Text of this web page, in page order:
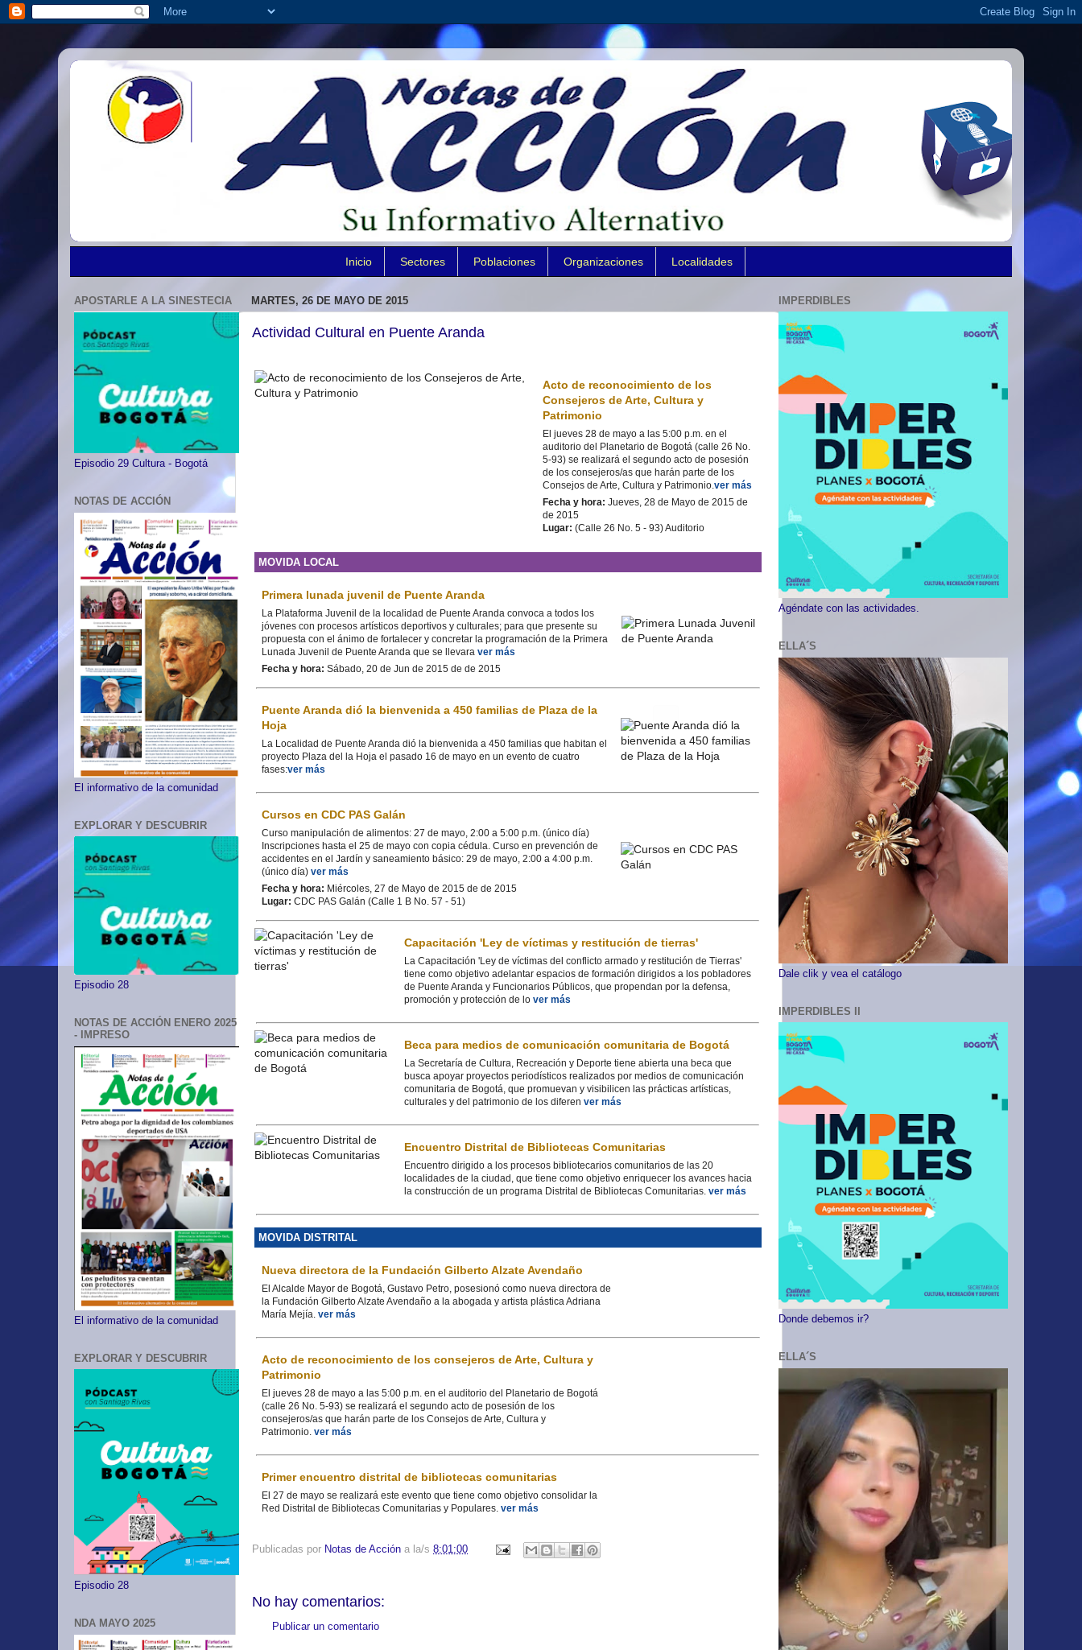
Inicio Sectores Poblaciones Organizaciones Localidades
MARTES, 26 DE MAYO DE 2015
Actividad Cultural en Puente Aranda
Acto de reconocimiento de los
Consejeros de Arte, Cultura y
Patrimonio
El jueves 28 de mayo a las 5:00 p.m. en el
auditorio del Planetario de Bogotá (calle 26 No.
5-93) se realizará el segundo acto de posesión
de los consejeros/as que harán parte de los
Consejos de Arte, Cultura y Patrimonio.ver más
Fecha y hora: Jueves, 28 de Mayo de 2015 de
de 2015
Lugar: (Calle 26 No. 5 - 93) Auditorio
MOVIDA LOCAL
Primera lunada juvenil de Puente Aranda
La Plataforma Juvenil de la localidad de Puente Aranda convoca a todos los
jóvenes con procesos artísticos deportivos y culturales; para que presente su
propuesta con el ánimo de fortalecer y concretar la programación de la Primera
Lunada Juvenil de Puente Aranda que se llevara ver más
Fecha y hora: Sábado, 20 de Jun de 2015 de de 2015
Puente Aranda dió la bienvenida a 450 familias de Plaza de la
Hoja
La Localidad de Puente Aranda dió la bienvenida a 450 familias que habitan el
proyecto Plaza del la Hoja el pasado 16 de mayo en un evento de cuatro
fases:ver más
Cursos en CDC PAS Galán
Curso manipulación de alimentos: 27 de mayo, 2:00 a 5:00 p.m. (único día)
Inscripciones hasta el 25 de mayo con copia cédula. Curso en prevención de
accidentes en el Jardín y saneamiento básico: 29 de mayo, 2:00 a 4:00 p.m.
(único día) ver más
Fecha y hora: Miércoles, 27 de Mayo de 2015 de de 2015
Lugar: CDC PAS Galán (Calle 1 B No. 57 - 51)
Capacitación 'Ley de víctimas y restitución de tierras'
La Capacitación 'Ley de víctimas del conflicto armado y restitución de Tierras'
tiene como objetivo adelantar espacios de formación dirigidos a los pobladores
de Puente Aranda y Funcionarios Públicos, que propendan por la defensa,
promoción y protección de lo ver más
Beca para medios de comunicación comunitaria de Bogotá
La Secretaría de Cultura, Recreación y Deporte tiene abierta una beca que
busca apoyar proyectos periodísticos realizados por medios de comunicación
comunitaria de Bogotá, que promuevan y visibilicen las prácticas artísticas,
culturales y del patrimonio de los diferen ver más
Encuentro Distrital de Bibliotecas Comunitarias
Encuentro dirigido a los procesos bibliotecarios comunitarios de las 20
localidades de la ciudad, que tiene como objetivo enriquecer los avances hacia
la construcción de un programa Distrital de Bibliotecas Comunitarias. ver más
MOVIDA DISTRITAL
Nueva directora de la Fundación Gilberto Alzate Avendaño
El Alcalde Mayor de Bogotá, Gustavo Petro, posesionó como nueva directora de
la Fundación Gilberto Alzate Avendaño a la abogada y artista plástica Adriana
María Mejía. ver más
Acto de reconocimiento de los consejeros de Arte, Cultura y
Patrimonio
El jueves 28 de mayo a las 5:00 p.m. en el auditorio del Planetario de Bogotá
(calle 26 No. 5-93) se realizará el segundo acto de posesión de los
consejeros/as que harán parte de los Consejos de Arte, Cultura y
Patrimonio. ver más
Primer encuentro distrital de bibliotecas comunitarias
El 27 de mayo se realizará este evento que tiene como objetivo consolidar la
Red Distrital de Bibliotecas Comunitarias y Populares. ver más
Publicadas por Notas de Acción a la/s 8:01:00
No hay comentarios:
Publicar un comentario
APOSTARLE A LA SINESTECIA
Episodio 29 Cultura - Bogotá
NOTAS DE ACCIÓN
El informativo de la comunidad
EXPLORAR Y DESCUBRIR
Episodio 28
NOTAS DE ACCIÓN ENERO 2025
- IMPRESO
El informativo de la comunidad
EXPLORAR Y DESCUBRIR
Episodio 28
NDA MAYO 2025
IMPERDIBLES
Agéndate con las actividades.
ELLA´S
Dale clik y vea el catálogo
IMPERDIBLES II
Donde debemos ir?
ELLA´S